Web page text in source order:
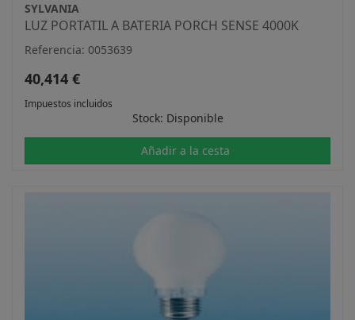
SYLVANIA
LUZ PORTATIL A BATERIA PORCH SENSE 4000K
Referencia: 0053639
40,414 €
Impuestos incluidos
Stock: Disponible
Añadir a la cesta